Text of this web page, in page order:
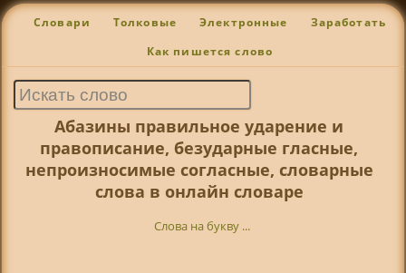
Словари Толковые Электронные Заработать
Как пишется слово
Абазины правильное ударение и
правописание, безударные гласные,
непроизносимые согласные, словарные
слова в онлайн словаре
Слова на букву ...